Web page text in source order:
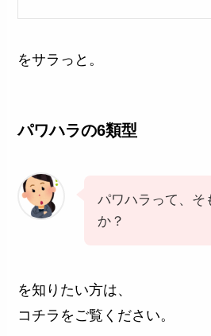
をサラっと。
パワハラの6類型
パワハラって、そ
か？
を知りたい方は、
コチラをご覧ください。